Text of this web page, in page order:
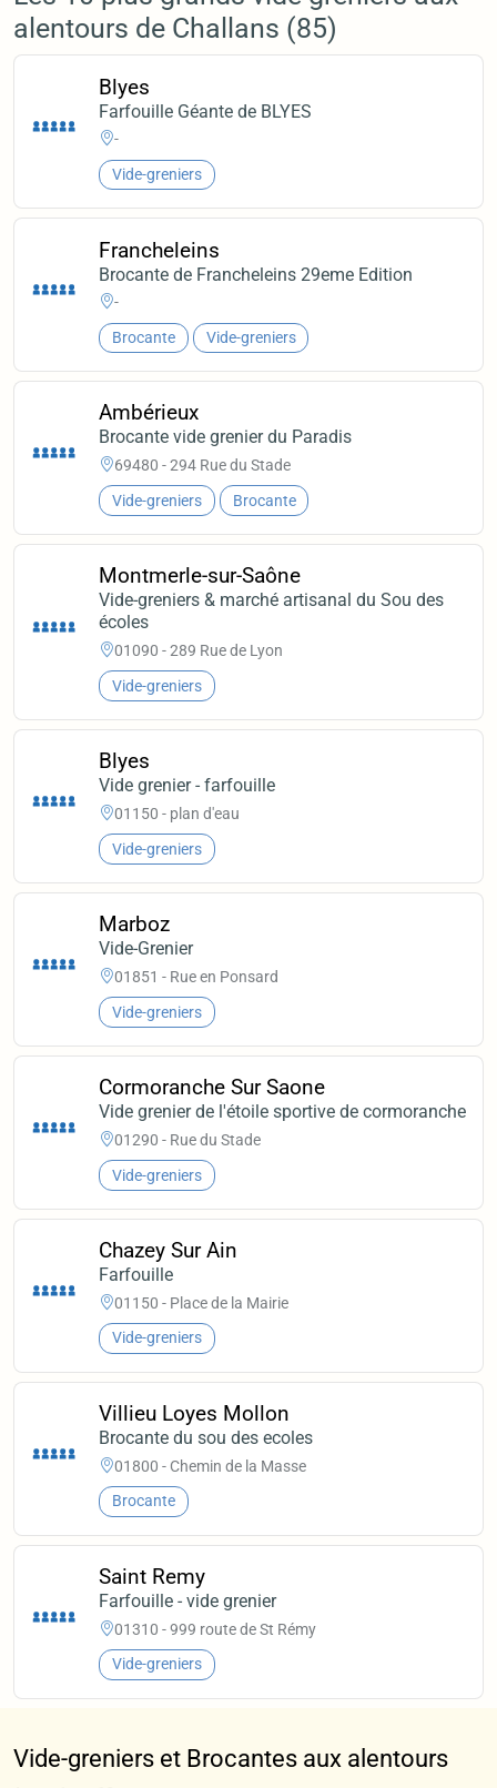
alentours de Challans (85)
Blyes
Farfouille Géante de BLYES
-
Vide-greniers
Francheleins
Brocante de Francheleins 29eme Edition
-
Brocante Vide-greniers
Ambérieux
Brocante vide grenier du Paradis
69480 - 294 Rue du Stade
Vide-greniers Brocante
Montmerle-sur-Saône
Vide-greniers & marché artisanal du Sou des
écoles
01090 - 289 Rue de Lyon
Vide-greniers
Blyes
Vide grenier - farfouille
01150 - plan d'eau
Vide-greniers
Marboz
Vide-Grenier
01851 - Rue en Ponsard
Vide-greniers
Cormoranche Sur Saone
Vide grenier de l'étoile sportive de cormoranche
01290 - Rue du Stade
Vide-greniers
Chazey Sur Ain
Farfouille
01150 - Place de la Mairie
Vide-greniers
Villieu Loyes Mollon
Brocante du sou des ecoles
01800 - Chemin de la Masse
Brocante
Saint Remy
Farfouille - vide grenier
01310 - 999 route de St Rémy
Vide-greniers
Vide-greniers et Brocantes aux alentours